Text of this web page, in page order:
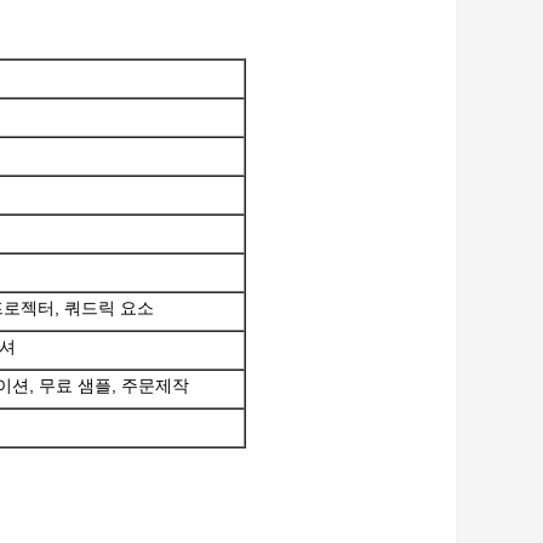
젝터, 쿼드릭 요소
션, 무료 샘플, 주문제작